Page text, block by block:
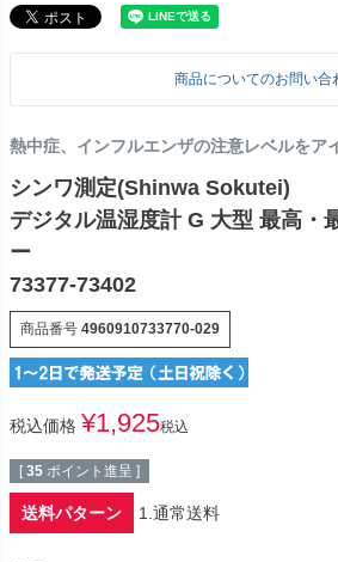
商品についてのお問い合
熱中症、インフルエンザの注意レベルをア
シンワ測定(Shinwa Sokutei)
デジタル温湿度計 G 大型 最高・
ー
73377-73402
商品番号 4960910733770-029
税込価格 ¥1,925税込
[ 35 ポイント進呈 ]
送料パターン 1.通常送料